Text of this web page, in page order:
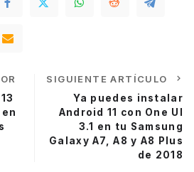
SIGUIENTE ARTÍCULO
Ya puedes instalar
Android 11 con One UI
3.1 en tu Samsung
Galaxy A7, A8 y A8 Plus
de 2018